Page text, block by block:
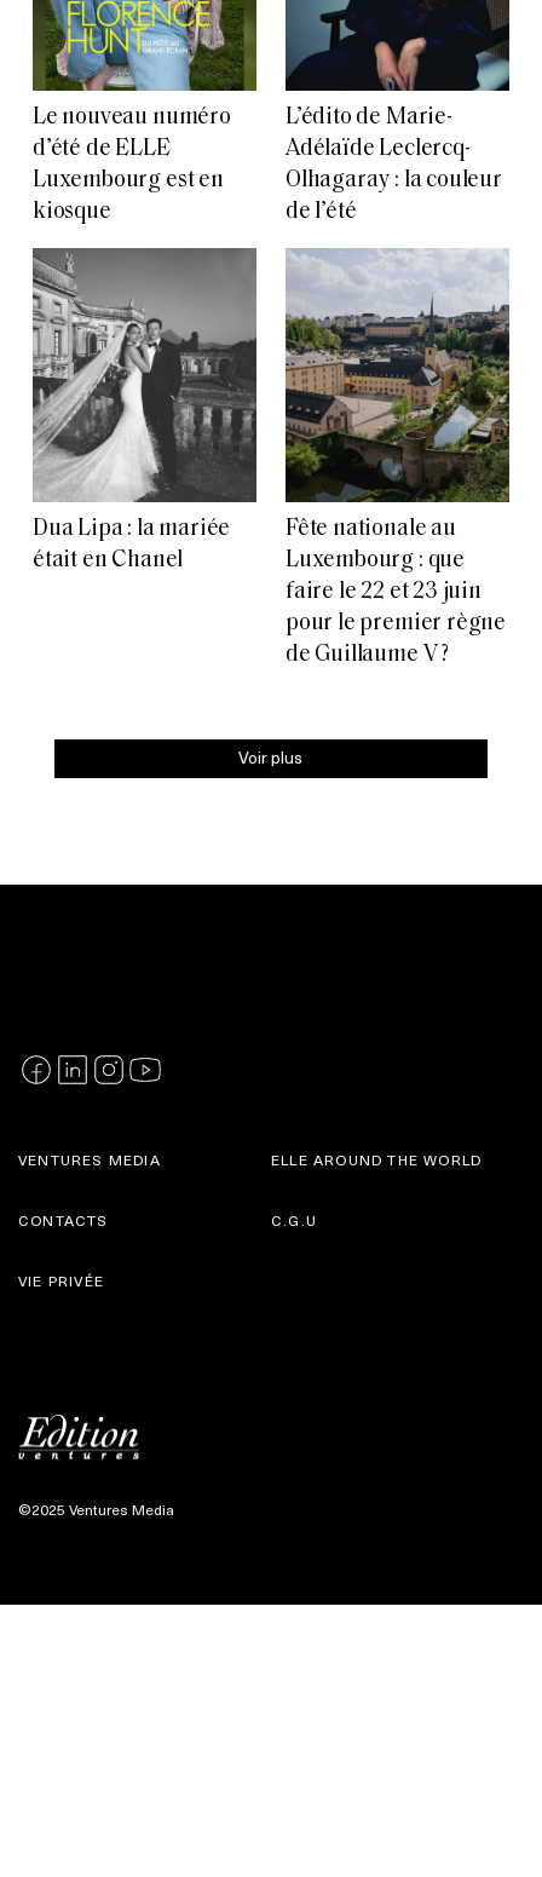
Le nouveau numéro
d’été de ELLE
Luxembourg est en
kiosque
L’édito de Marie-
Adélaïde Leclercq-
Olhagaray : la couleur
de l’été
Dua Lipa : la mariée
était en Chanel
Fête nationale au
Luxembourg : que
faire le 22 et 23 juin
pour le premier règne
de Guillaume V ?
Voir plus
VENTURES MEDIA
CONTACTS
ELLE AROUND THE WORLD
C.G.U
VIE PRIVÉE
©2025 Ventures Media